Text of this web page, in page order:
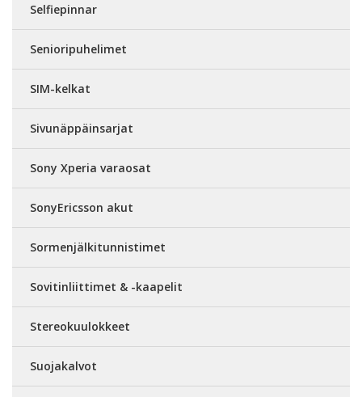
Selfiepinnar
Senioripuhelimet
SIM-kelkat
Sivunäppäinsarjat
Sony Xperia varaosat
SonyEricsson akut
Sormenjälkitunnistimet
Sovitinliittimet & -kaapelit
Stereokuulokkeet
Suojakalvot